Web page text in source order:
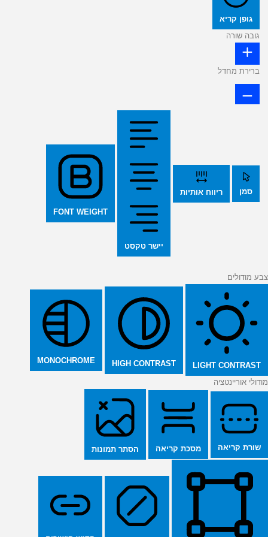
גופן קריא
גובה שורה
ברירת מחדל
סמן ריווח אותיות
יישר טקסט
FONT WEIGHT
צבע מודולים
LIGHT CONTRAST
HIGH CONTRAST
MONOCHROME
מודולי אוריינטציה
שורת קריאה מסכת קריאה הסתר תמונות